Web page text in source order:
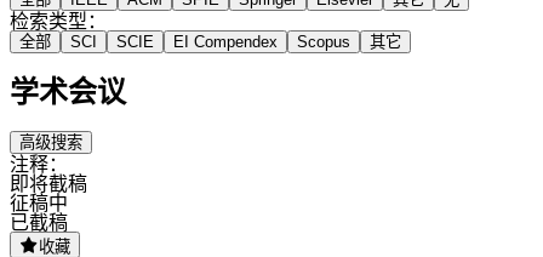
检索类型：
全部 SCI SCIE EI Compendex Scopus 其它
学术会议
高级搜索
注释：
即将截稿
征稿中
已截稿
收藏